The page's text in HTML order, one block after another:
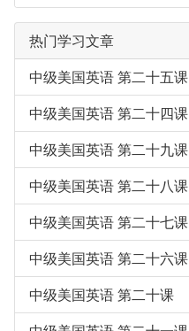
热门学习文章
中级美国英语 第二十五课
中级美国英语 第二十四课
中级美国英语 第二十九课
中级美国英语 第二十八课
中级美国英语 第二十七课
中级美国英语 第二十六课
中级美国英语 第二十课